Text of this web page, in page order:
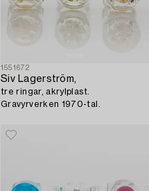
1551672
Siv Lagerström,
tre ringar, akrylplast.
Gravyrverken 1970-tal.